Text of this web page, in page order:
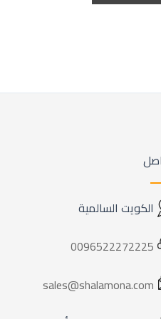
الكويت السالمية
0096522272225
sales@shalamona.com